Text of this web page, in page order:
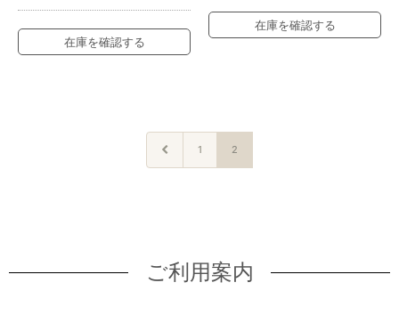
在庫を確認する
在庫を確認する
1 2
ご利用案内